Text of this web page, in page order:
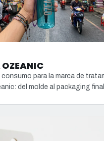
OZEANIC
para la marca de
del molde al packaging final.